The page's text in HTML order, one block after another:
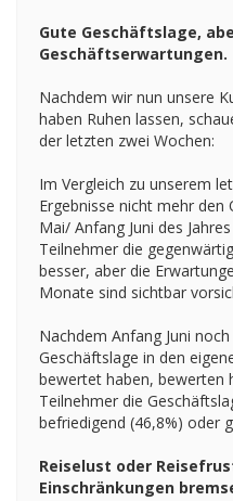
Gute Geschäftslage,
Geschäftserwartungen.
Nachdem wir nun unsere
haben Ruhen lassen,
der letzten zwei Wochen:
Im Vergleich zu unserem
Ergebnisse nicht mehr den
Mai/ Anfang Juni des
Teilnehmer die
besser, aber die
Monate sind sichtbar
Nachdem Anfang Juni
Geschäftslage in den
bewertet haben, bewerten
Teilnehmer die
befriedigend (46,8%) oder
Reiselust oder
Einschränkungen